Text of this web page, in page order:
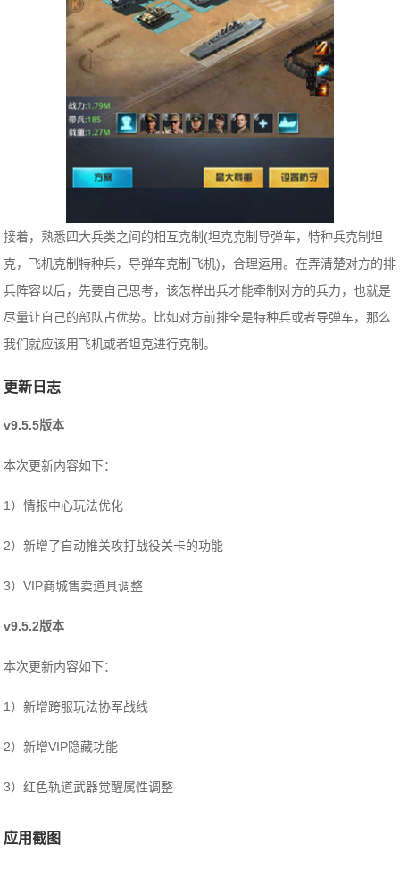
接着，熟悉四大兵类之间的相互克制(坦克克制导弹车，特种兵克制坦
克，飞机克制特种兵，导弹车克制飞机)，合理运用。在弄清楚对方的排
兵阵容以后，先要自己思考，该怎样出兵才能牵制对方的兵力，也就是
尽量让自己的部队占优势。比如对方前排全是特种兵或者导弹车，那么
我们就应该用飞机或者坦克进行克制。
更新日志
v9.5.5版本
本次更新内容如下：
1）情报中心玩法优化
2）新增了自动推关攻打战役关卡的功能
3）VIP商城售卖道具调整
v9.5.2版本
本次更新内容如下：
1）新增跨服玩法协军战线
2）新增VIP隐藏功能
3）红色轨道武器觉醒属性调整
应用截图